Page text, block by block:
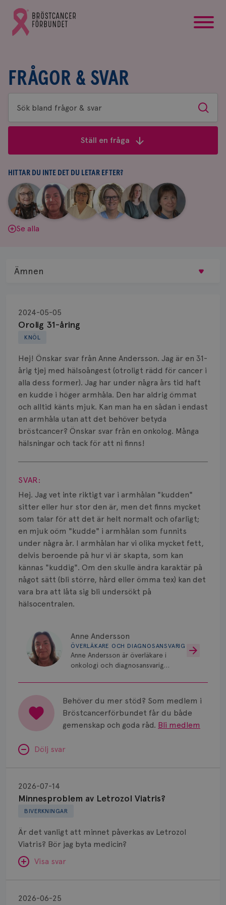
Gå
till
Bröstcancerförbundets
FRÅGOR & SVAR
Sök
bland
&
svar
Sök
Ställ en fråga
HITTAR DU INTE DET DU LETAR EFTER?
Aina
Johnsson
|
Anne
Andersson
Fredrika
Killander
|
Jeanette
Bäcklund
|
Maria
Edegran
|
Yvette
Andersson
Se alla
KNÖL
Orolig 31-åring
2024-05-05
Hej! Önskar svar från Anne Andersson. Jag är en 31-
årig tjej med hälsoångest (otroligt rädd för cancer i
alla dess former). Jag har under några års tid haft
en kudde i höger armhåla. Den har aldrig ömmat
och alltid känts mjuk. Kan man ha en sådan i endast
en armhåla utan att det behöver betyda
bröstcancer? Önskar svar från en onkolog. Många
hälsningar och tack för att ni finns!
Visa svar
SVAR:
Hej. Jag vet inte riktigt var i armhålan "kudden"
sitter eller hur stor den är, men det finns mycket
som talar för att det är helt normalt och ofarligt;
en mjuk oöm "kudde" i armhålan som funnits
under några år. I armhålan har vi olika mycket fett,
delvis beroende på hur vi är skapta, som kan
kännas "kuddig". Om den skulle ändra karaktär på
något sätt (bli större, hård eller ömma tex) kan det
vara bra att låta sig bli undersökt på
hälsocentralen.
Anne Andersson
ÖVERLÄKARE OCH DIAGNOSANSVARIG
Anne Andersson är överläkare i
onkologi och diagnosansvarig
Universitetssjukhus i Umeå.
Behöver du mer stöd? Som medlem i
Bröstcancerförbundet får du både
gemenskap och goda råd. Bli medlem
Dölj svar
BIVERKNINGAR
Minnesproblem av Letrozol Viatris?
2026-07-14
Är det vanligt att minnet påverkas av Letrozol
Viatris? Bör jag byta medicin?
Visa svar
SVAR:
Letrozol
Viatris?
2026-06-25
kring
Ämnen
Biopsi
Biverkningar
Bröstvårta
Knöl
Läkemedel
Typ av bröstcancer
Prognos
Risker
Spridd bröstcancer
Strålning
Vätska